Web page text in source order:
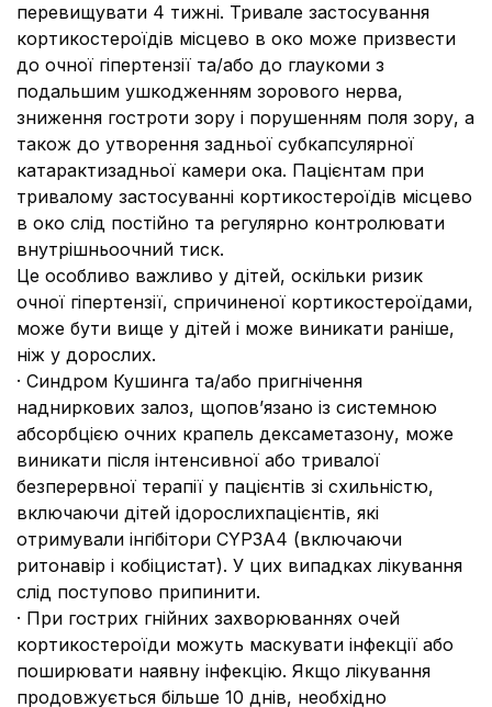
перевищувати 4 тижні. Тривале застосування
кортикостероїдів місцево в око може призвести
до очної гіпертензії та/або до глаукоми з
подальшим ушкодженням зорового нерва,
зниження гостроти зору і порушенням поля зору, а
також до утворення задньої субкапсулярної
катарактизадньої камери ока. Пацієнтам при
тривалому застосуванні кортикостероїдів місцево
в око слід постійно та регулярно контролювати
внутрішньоочний тиск.
Це особливо важливо у дітей, оскільки ризик
очної гіпертензії, спричиненої кортикостероїдами,
може бути вище у дітей і може виникати раніше,
ніж у дорослих.
· Синдром Кушинга та/або пригнічення
надниркових залоз, щопов’язано із системною
абсорбцією очних крапель дексаметазону, може
виникати після інтенсивної або тривалої
безперервної терапії у пацієнтів зі схильністю,
включаючи дітей ідорослихпацієнтів, які
отримували інгібітори CYP3A4 (включаючи
ритонавір і кобіцистат). У цих випадках лікування
слід поступово припинити.
· При гострих гнійних захворюваннях очей
кортикостероїди можуть маскувати інфекції або
поширювати наявну інфекцію. Якщо лікування
продовжується більше 10 днів, необхідно